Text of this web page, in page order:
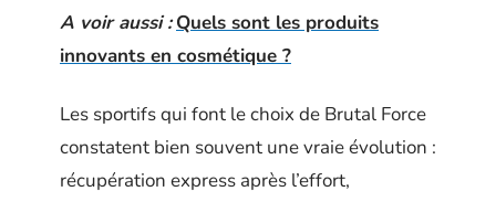
A voir aussi : Quels sont les produits
innovants en cosmétique ?
Les sportifs qui font le choix de Brutal Force
constatent bien souvent une vraie évolution :
récupération express après l’effort,